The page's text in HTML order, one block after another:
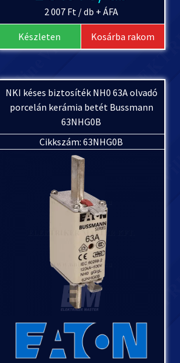
2 007 Ft / db + ÁFA
Készleten Kosárba rakom
NKI késes biztosíték NH0 63A olvadó
porcelán kerámia betét Bussmann
63NHG0B
Cikkszám: 63NHG0B